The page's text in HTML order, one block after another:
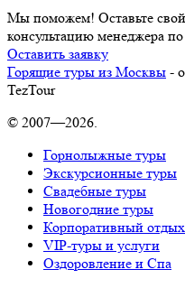
Мы поможем! Оставьте
консультацию менеджера по
Оставить заявку
Горящие туры из Москвы -
TezTour
© 2007—2026.
Горнолыжные туры
Экскурсионные туры
Свадебные туры
Новогодние туры
Корпоративный отдых
VIP-туры и услуги
Оздоровление и Спа